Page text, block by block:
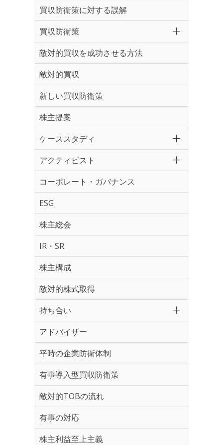
買収防衛策に対する誤解
買収防衛策
敵対的買収を成功させる方法
敵対的買収
新しい買収防衛策
株主提案
ケーススタディ
アクティビスト
コーポレート・ガバナンス
ESG
株主総会
IR・SR
株主構成
敵対的株式取得
持ち合い
アドバイザー
平時の企業防衛体制
有事導入型買収防衛策
敵対的TOBの流れ
有事の対応
株主利益至上主義